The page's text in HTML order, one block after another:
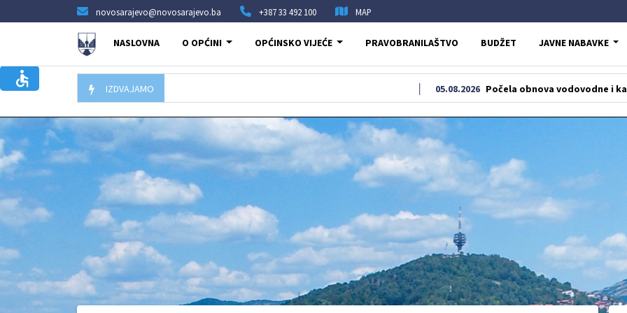
novosarajevo@novosarajevo.ba +387 33 492 100 MAP
NASLOVNA O OPĆINI OPĆINSKO VIJEĆE PRAVOBRANILAŠTVO BUDŽET JAVNE NABAVKE
IZDVAJAMO Počela obnova vodovodne i kanalizacione